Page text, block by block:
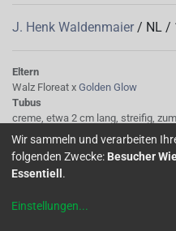
J. Henk Waldenmaier / NL /
Eltern
Walz Floreat x Golden Glow
Tubus
creme, etwa 2 cm lang, streifig,
Sepalen
Spitzen später leicht aufgebogen,
creme, rosa überhaucht, schmal,
Korolle/Petalen
Blütenblätter etwas angespreizt,
innen etwas kräftiger rosarot, rosarot
Wir sammeln und verarbeiten
folgenden Zwecke: Besucher
Essentiell .
Einstellungen...